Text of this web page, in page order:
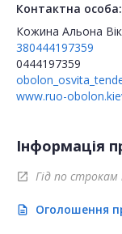
Контактна особа:
Кожина Альона
380444197359
0444197359
www.ruo-
Інформація
open_in_new Гід по строкам
description Оголошення